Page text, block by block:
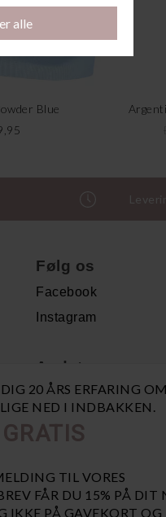
20 ÅRS ERFARING OM
NED I INDBAKKEN.
TIL VORES
FÅR DU 15% PÅ DIT
IKKE PÅ GAVEKORT OG
Blue
Følg os
Facebook
Instagram
Andet
Handelsbetingelser
Åbn GDPR-popup